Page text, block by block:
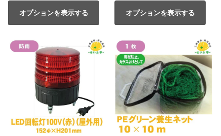
オプションを表示する オプションを表示する